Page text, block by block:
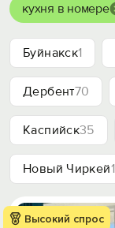
кухня в номере
Буйнакск1
Дербент70
Каспийск35
Новый Чиркей1
Высокий спрос